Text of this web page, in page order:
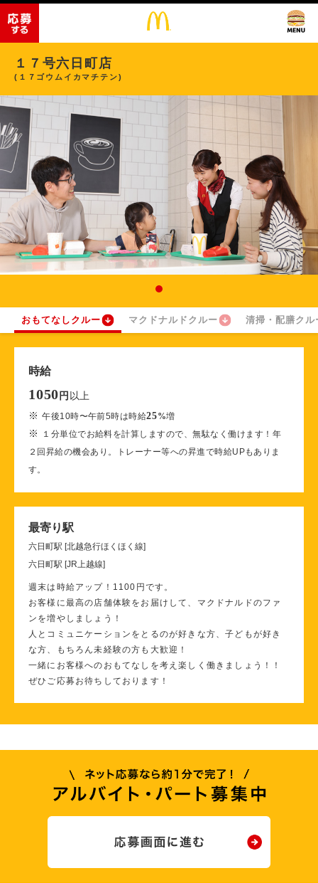
１７号六日町店
(１７ゴウムイカマチテン)
おもてなしクルー マクドナルドクルー 清掃・配膳クル
時給
1050 円 以上
※午後10時〜午前5時は時給25%増
※
１分単位でお給料を計算しますので、無駄なく働けます！年
２回昇給の機会あり。トレーナー等への昇進で時給UPもありま
す。
最寄り駅
六日町駅 [北越急行ほくほく線]
六日町駅 [JR上越線]
週末は時給アップ！1100円です。
お客様に最高の店舗体験をお届けして、マクドナルドのファ
ンを増やしましょう！
人とコミュニケーションをとるのが好きな方、子どもが好き
な方、もちろん未経験の方も大歓迎！
一緒にお客様へのおもてなしを考え楽しく働きましょう！！
ぜひご応募お待ちしております！